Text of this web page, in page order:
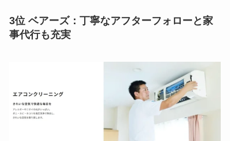
3位 ベアーズ：丁寧なアフターフォローと家
事代行も充実